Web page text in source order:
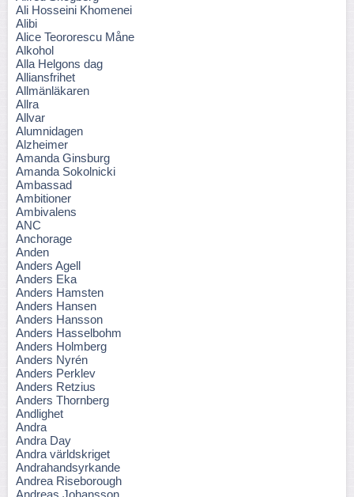
Ali Hosseini Khomenei
Alibi
Alice Teororescu Måne
Alkohol
Alla Helgons dag
Alliansfrihet
Allmänläkaren
Allra
Allvar
Alumnidagen
Alzheimer
Amanda Ginsburg
Amanda Sokolnicki
Ambassad
Ambitioner
Ambivalens
ANC
Anchorage
Anden
Anders Agell
Anders Eka
Anders Hamsten
Anders Hansen
Anders Hansson
Anders Hasselbohm
Anders Holmberg
Anders Nyrén
Anders Perklev
Anders Retzius
Anders Thornberg
Andlighet
Andra
Andra Day
Andra världskriget
Andrahandsyrkande
Andrea Riseborough
Andreas Johansson